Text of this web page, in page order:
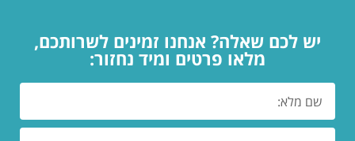
יש לכם שאלה? אנחנו זמינים לשרותכם,
מלאו פרטים ומיד נחזור: